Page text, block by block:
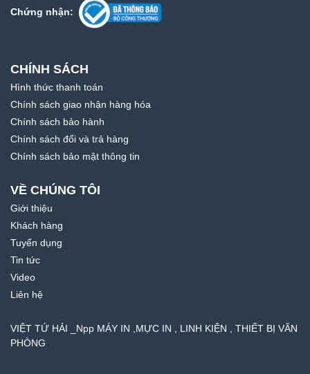
Chứng nhận:
CHÍNH SÁCH
Hình thức thanh toán
Chính sách giao nhận hàng hóa
Chính sách bảo hành
Chính sách đổi và trả hàng
Chính sách bảo mật thông tin
VỀ CHÚNG TÔI
Giới thiệu
Khách hàng
Tuyển dụng
Tin tức
Video
Liên hệ
VIỆT TỨ HẢI _Npp MÁY IN ,MỰC IN , LINH KIỆN , THIẾT BỊ VĂN
PHÒNG